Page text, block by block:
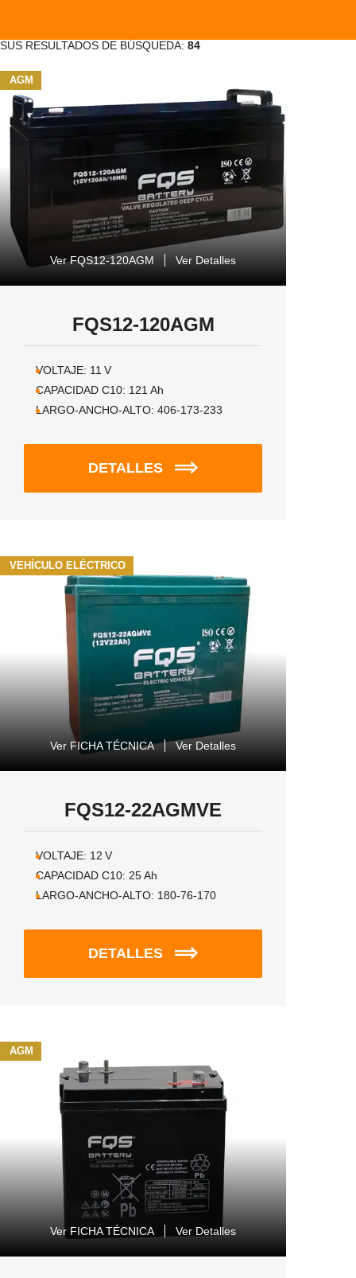
SUS RESULTADOS DE BÚSQUEDA: 84
AGM
Ver FQS12-120AGM Ver Detalles
FQS12-120AGM
VOLTAJE: 11 V
CAPACIDAD C10: 121 Ah
LARGO-ANCHO-ALTO: 406-173-233
DETALLES
VEHÍCULO ELÉCTRICO
Ver FICHA TÉCNICA Ver Detalles
FQS12-22AGMVE
VOLTAJE: 12 V
CAPACIDAD C10: 25Ah
LARGO-ANCHO-ALTO: 180-76-170
DETALLES
AGM
Ver FICHA TÉCNICA Ver Detalles